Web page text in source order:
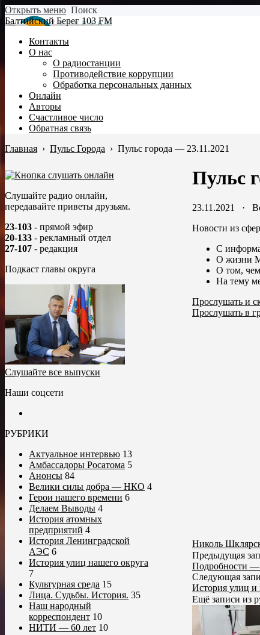
Открыть меню Поиск
Балтийский Берег 103 FM
Контакты
О нас
О радиостанции
Противодействие коррупции
Обработка персональных данных
Онлайн
Авторы
Счастливое число
Обратная связь
Главная › Пульс Города › Пульс города — 23.11.2021
Пульс
23.11.2021 ·
Новости из
С
О жизни
О том,
На тему
Прослушать и
Прослушать в
Николь
Предыдущая
Подробности —
Следующая
История улиц и
Ещё записи из
Слушайте радио онлайн,
передавайте приветы друзьям.
23-103 - прямой эфир
20-133 - рекламный отдел
27-107 - редакция
Подкаст главы округа
Слушайте все выпуски
Наши соцсети
РУБРИКИ
Актуальное интервью 13
Амбассадоры Росатома 5
Анонсы 84
Велики силы добра — НКО 4
Герои нашего времени 6
Делаем Выводы 4
История атомных
предприятий 4
История Ленинградской
АЭС 6
История улиц нашего округа
7
Культурная среда 15
Лица. Судьбы. История. 35
Наш народный
корреспондент 10
НИТИ — 60 лет 10